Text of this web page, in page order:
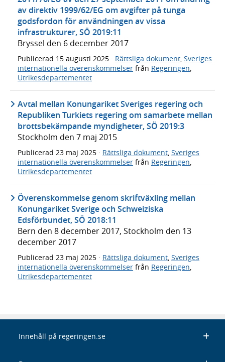
av direktiv 1999/62/EG om avgifter på tunga
godsfordon för användningen av vissa
infrastrukturer, SÖ 2019:11
Bryssel den 6 december 2017
Publicerad 15 augusti 2025 · Rättsliga dokument, Sveriges
internationella överenskommelser från Regeringen,
Utrikesdepartementet
Avtal mellan Konungariket Sveriges regering och
Republiken Turkiets regering om samarbete mellan
brottsbekämpande myndigheter, SÖ 2019:3
Stockholm den 7 maj 2015
Publicerad 23 maj 2025 · Rättsliga dokument, Sveriges
internationella överenskommelser från Regeringen,
Utrikesdepartementet
Överenskommelse genom skriftväxling mellan
Konungariket Sverige och Schweiziska
Edsförbundet, SÖ 2018:11
Bern den 8 december 2017, Stockholm den 13
december 2017
Publicerad 23 maj 2025 · Rättsliga dokument Sveriges
internationella överenskommelser från Regeringen
Utrikesdepartementet
Innehåll på regeringen.se